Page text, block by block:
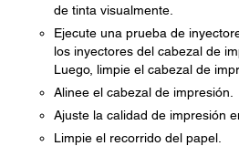
de tinta visualmente.
Ejecute una prueba de
los inyectores del cabezal de
Luego, limpie el cabezal de
Alinee el cabezal de impresión.
Ajuste la calidad de impresión
Limpie el recorrido del papel.